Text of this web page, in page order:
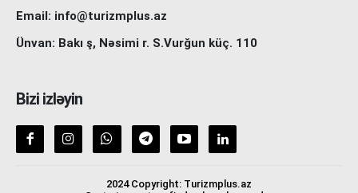
Email: info@turizmplus.az
Ünvan: Bakı ş, Nəsimi r. S.Vurğun küç. 110
Bizi izləyin
2024 Copyright: Turizmplus.az